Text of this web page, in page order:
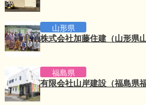
山形県
株式会社加藤住建（山形県山
福島県
有限会社山岸建設（福島県福